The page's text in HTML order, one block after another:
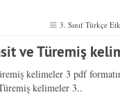
3. Sınıf Türkçe
ve Türemiş
kelimeler 3 pdf
kelimeler 3..